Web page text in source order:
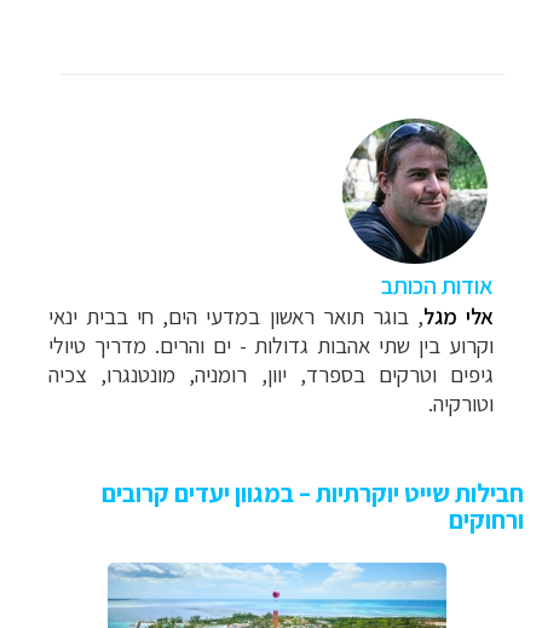
אודות הכותב
אלי מגל,בוגר תואר ראשון במדעי הים, חי בבית ינאי
וקרוע בין שתי אהבות גדולות - ים והרים. מדריך טיולי
גיפים וטרקים בספרד, יוון, רומניה, מונטנגרו, צכיה
וטורקיה.
חבילות שייט יוקרתיות – במגוון יעדים קרובים
ורחוקים